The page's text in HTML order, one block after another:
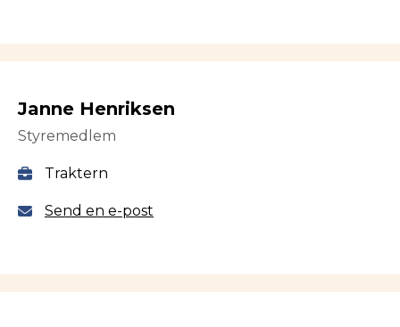
Janne Henriksen
Styremedlem
Traktern
Send en e-post